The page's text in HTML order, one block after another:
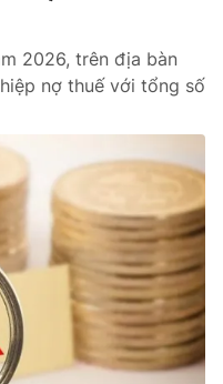
2026, trên địa bàn
nợ thuế với tổng số